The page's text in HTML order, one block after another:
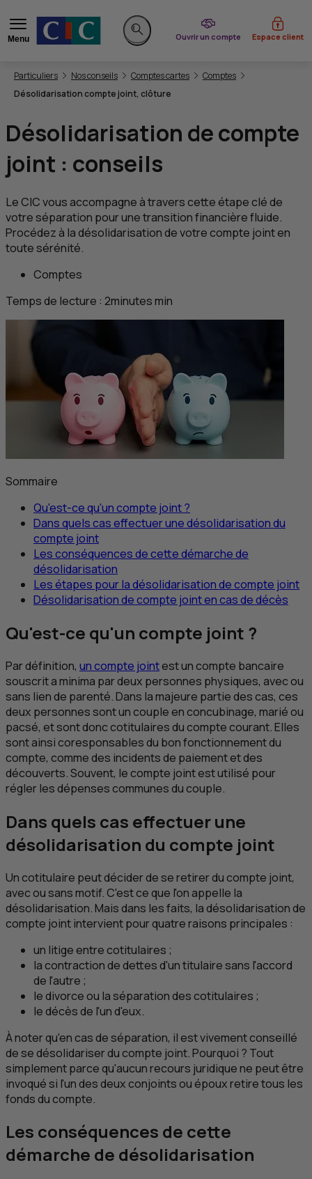
Menu
Rechercher sur le site
Ouvrir un compte
du CIC Espace client
Vous êtes ici:
Particuliers Nos conseils Comptes cartes
Comptes
Désolidarisation compte joint, clôture
Désolidarisation de compte
joint : conseils
LeCICvous accompagne à travers cette étape clé de
votre séparation pour une transition financière fluide.
Procédez à la désolidarisation de votre compte joint en
toute sérénité.
Comptes
Temps de lecture : 2minutesmin
Sommaire
Qu'est-ce qu'un compte joint ?
Dans quels cas effectuer une désolidarisation du
compte joint
Les conséquences de cette démarche de
désolidarisation
Les étapes pour la désolidarisation de compte joint
Désolidarisation de compte joint en cas de décès
Qu'est-ce qu'un compte joint ?
Par définition, un compte jointest un compte bancaire
souscrit a minima par deux personnes physiques, avec ou
sans lien de parenté. Dans la majeure partie des cas, ces
deux personnes sont un couple en concubinage, marié ou
pacsé, et sont donc cotitulaires du compte courant. Elles
sont ainsi coresponsables du bon fonctionnement du
compte, comme des incidents de paiement et des
découverts. Souvent, le compte joint est utilisé pour
régler les dépenses communes du couple.
Dans quels cas effectuer une
désolidarisation du compte joint
Un cotitulaire peut décider de se retirer du compte joint,
avec ou sans motif. C'est ce que l'on appelle la
désolidarisation. Mais dans les faits, la désolidarisation de
compte joint intervient pour quatre raisons principales :
un litige entre cotitulaires ;
la contraction de dettes d'un titulaire sans l'accord
de l'autre ;
le divorce ou la séparation des cotitulaires ;
le décès de l'un d'eux.
À noter qu'en cas de séparation, il est vivement conseillé
de se désolidariser du compte joint. Pourquoi ? Tout
simplement parce qu'aucun recours juridique ne peut être
invoqué si l'un des deux conjoints ou époux retire tous les
fonds du compte.
Les conséquences de cette
démarche de désolidarisation